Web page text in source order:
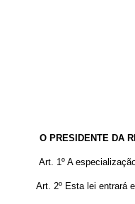
O PRESIDENTE DA
Art. 1º A
Art. 2º Esta lei entrará